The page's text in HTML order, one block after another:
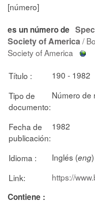
[número]
es un número de
Society of America /
Society of America
Título :
190 - 1982
Tipo de
documento:
Número de
Fecha de
publicación:
1982
Idioma : Inglés (eng)
Link:
https://
Contiene :